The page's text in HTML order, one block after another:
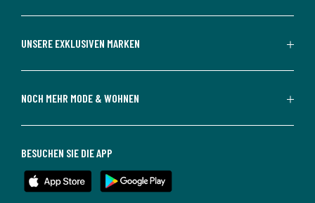
UNSERE EXKLUSIVEN MARKEN
NOCH MEHR MODE & WOHNEN
BESUCHEN SIE DIE APP